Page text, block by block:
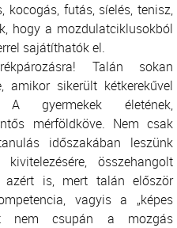
kocogás, futás, síelés, tenisz,
hogy a mozdulatciklusokból
sajátíthatók el.
Talán sokan
amikor sikerült kétkerekűvel
gyermekek életének,
mérföldköve. Nem csak
időszakában leszünk
összehangolt
azért is, mert talán először
vagyis a „képes
nem csupán a mozgás